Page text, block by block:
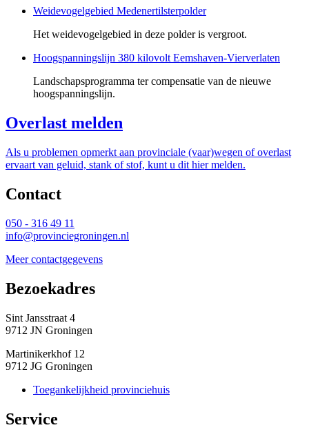
Weidevogelgebied Medenertilsterpolder
Het weidevogelgebied in deze polder is vergroot.
Hoogspanningslijn 380 kilovolt Eemshaven-Vierverlaten
Landschapsprogramma ter compensatie van de nieuwe
hoogspanningslijn.
Overlast melden
Als u problemen opmerkt aan provinciale (vaar)wegen of overlast
ervaart van geluid, stank of stof, kunt u dit hier melden.
Contact
050 - 316 49 11
info@provinciegroningen.nl
Meer contactgegevens
Bezoekadres
Sint Jansstraat 4
9712 JN Groningen
Martinikerkhof 12
9712 JG Groningen
Toegankelijkheid provinciehuis
Service